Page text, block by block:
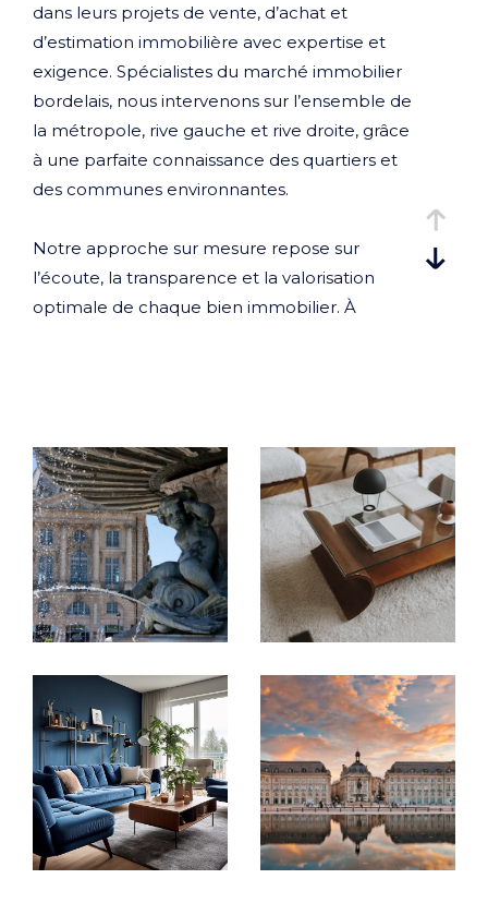
dans leurs projets de vente, d’achat et
d’estimation immobilière avec expertise et
exigence. Spécialistes du marché immobilier
bordelais, nous intervenons sur l’ensemble de
la métropole, rive gauche et rive droite, grâce
à une parfaite connaissance des quartiers et
des communes environnantes.
Notre approche sur mesure repose sur
l’écoute, la transparence et la valorisation
optimale de chaque bien immobilier. À